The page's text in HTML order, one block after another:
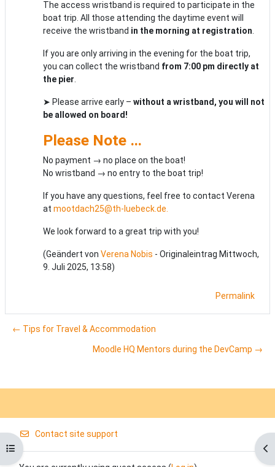
Open course index
The access wristband is required to participate in the
boat trip. All those attending the daytime event will
receive the wristband in the morning at registration
If you are only arriving in the evening for the boat trip,
you can collect the wristband from 7:00 pm directly at
the pier
➤ Please arrive early – without a wristband, you will not
be allowed on board!
Please Note …
No payment → no place on the boat!
No wristband → no entry to the boat trip!
If you have any questions, feel free to contact Verena
at mootdach25@th-luebeck.de.
We look forward to a great trip with you!
(Geändert von Verena Nobis - Originaleintrag Mittwoch,
9. Juli 2025, 13:58)
Permalink
← Tips for Travel & Accommodation
Moodle HQ Mentors during the DevCamp →
Contact site support